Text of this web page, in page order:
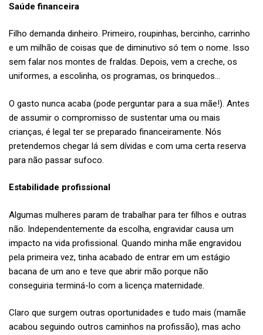
Saúde financeira
Filho demanda dinheiro. Primeiro, roupinhas, bercinho, carrinho
e um milhão de coisas que de diminutivo só tem o nome. Isso
sem falar nos montes de fraldas. Depois, vem a creche, os
uniformes, a escolinha, os programas, os brinquedos…
O gasto nunca acaba (pode perguntar para a sua mãe!). Antes
de assumir o compromisso de sustentar uma ou mais
crianças, é legal ter se preparado financeiramente. Nós
pretendemos chegar lá sem dívidas e com uma certa reserva
para não passar sufoco.
Estabilidade profissional
Algumas mulheres param de trabalhar para ter filhos e outras
não. Independentemente da escolha, engravidar causa um
impacto na vida profissional. Quando minha mãe engravidou
pela primeira vez, tinha acabado de entrar em um estágio
bacana de um ano e teve que abrir mão porque não
conseguiria terminá-lo com a licença maternidade.
Claro que surgem outras oportunidades e tudo mais (mamãe
acabou seguindo outros caminhos na profissão), mas acho